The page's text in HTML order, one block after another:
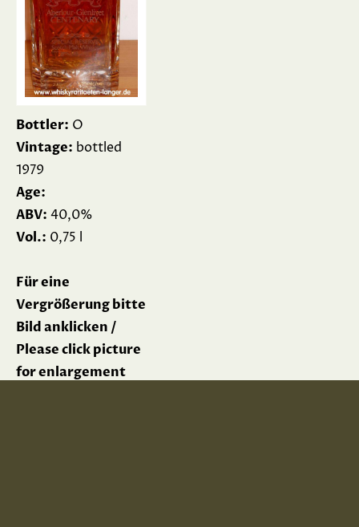
Bottler: O
Vintage: bottled
1979
Age:
ABV: 40,0%
Vol.: 0,75 l
Für eine
Vergrößerung bitte
Bild anklicken /
Please click picture
for enlargement